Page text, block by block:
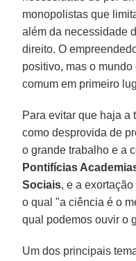
monopolistas que
além da necessidade
direito. O
positivo, mas o
comum em primeiro
Para evitar que haja a
como desprovida de
o grande trabalho e a
Pontifícias
Sociais, e a exortação
o qual "a ciência é o
qual podemos ouvir o
Um dos principais